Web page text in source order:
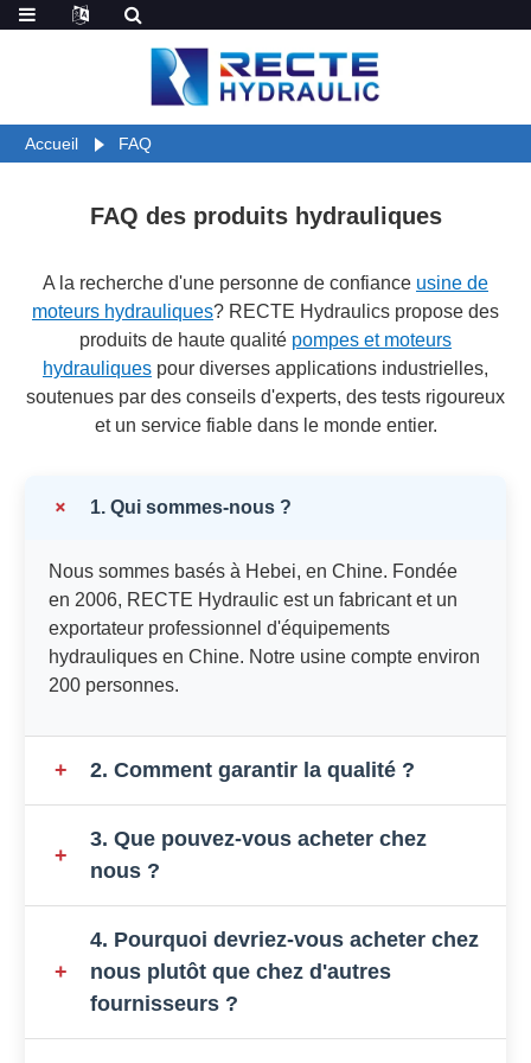
Accueil FAQ
FAQ des produits hydrauliques
A la recherche d'une personne de confiance usine de
moteurs hydrauliques? RECTE Hydraulics propose des
produits de haute qualité pompes et moteurs
hydrauliques pour diverses applications industrielles,
soutenues par des conseils d'experts, des tests rigoureux
et un service fiable dans le monde entier.
+ 1. Qui sommes-nous ?
Nous sommes basés à Hebei, en Chine. Fondée
en 2006, RECTE Hydraulic est un fabricant et un
exportateur professionnel d'équipements
hydrauliques en Chine. Notre usine compte environ
200 personnes.
+ 2. Comment garantir la qualité ?
Il y a toujours un échantillon de préproduction avant
la production en série ;
+
3. Que pouvez-vous acheter chez
nous ?
Pompe hydraulique,Moteur hydraulique,Unité de
commande de la direction hydraulique.
+
4. Pourquoi devriez-vous acheter chez
nous plutôt que chez d'autres
fournisseurs ?